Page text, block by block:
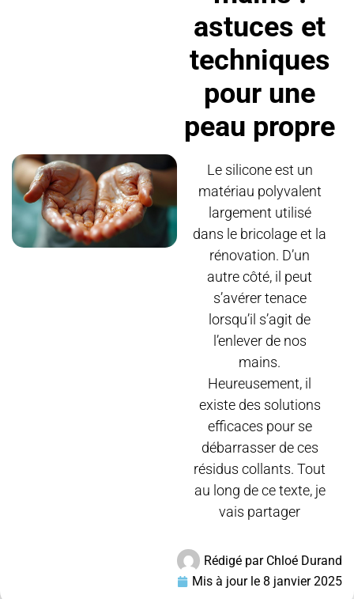
astuces et
techniques
pour une
peau propre
Le silicone est un
matériau polyvalent
largement utilisé
dans le bricolage et la
rénovation. D’un
autre côté, il peut
s’avérer tenace
lorsqu’il s’agit de
l’enlever de nos
mains.
Heureusement, il
existe des solutions
efficaces pour se
débarrasser de ces
résidus collants. Tout
au long de ce texte, je
vais partager
Rédigé par Chloé Durand
Mis à jour le 8 janvier 2025